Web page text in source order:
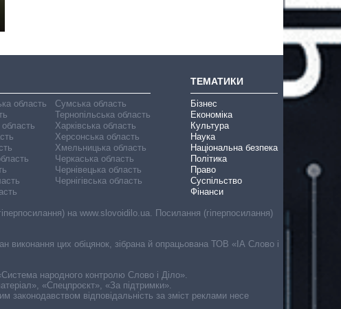
область
область
Сумська область
Тернопільська область
Харківська область
Херсонська область
Хмельницька область
Черкаська область
Чернівецька область
Чернігівська область
ТЕМАТИКИ
Бізнес
Економіка
Культура
Наука
Національна безпека
Політика
Право
Суспільство
Фінанси
на www.slovoidilo.ua. Посилання (гіперпосилання)
виконання цих обіцянок, зібрана й опрацьована ТОВ «ІА Слово і
народного контролю Слово і Діло».
«Спецпроєкт», «За підтримки».
законодавством відповідальність за зміст реклами несе